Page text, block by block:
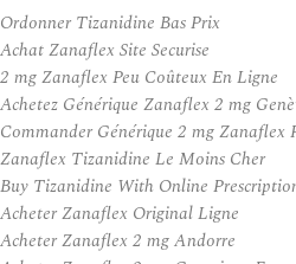
Ordonner Tizanidine Bas Prix
Achat Zanaflex Site Securise
2 mg Zanaflex Peu Coûteux En Ligne
Achetez Générique Zanaflex 2 mg
Commander Générique 2 mg Zanaflex
Zanaflex Tizanidine Le Moins Cher
Buy Tizanidine With Online
Acheter Zanaflex Original Ligne
Acheter Zanaflex 2 mg Andorre